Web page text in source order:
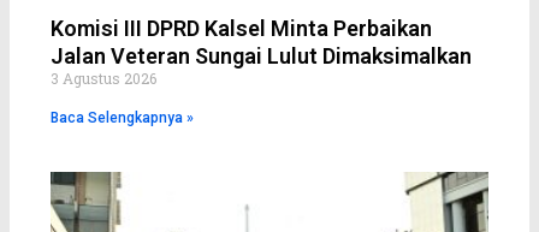
Komisi III DPRD Kalsel Minta Perbaikan
Jalan Veteran Sungai Lulut Dimaksimalkan
3 Agustus 2026
Baca Selengkapnya »